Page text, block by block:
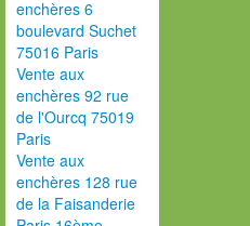
enchères 6
boulevard Suchet
75016 Paris
Vente aux
enchères 92 rue
de l'Ourcq 75019
Paris
Vente aux
enchères 128 rue
de la Faisanderie